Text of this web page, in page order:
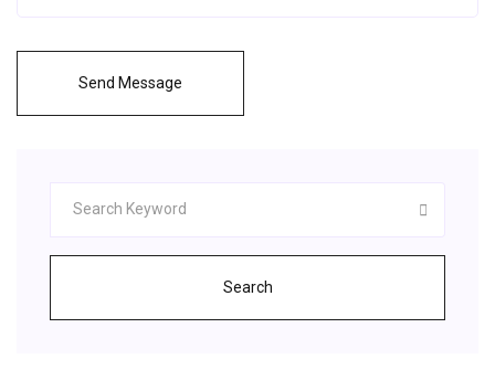
Send Message
Search